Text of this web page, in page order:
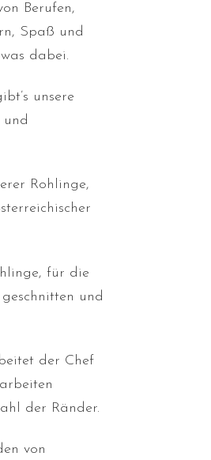
Berufen,
Spaß und
dabei.
unsere
Rohlinge,
für die
und
der Chef
der Ränder.
von